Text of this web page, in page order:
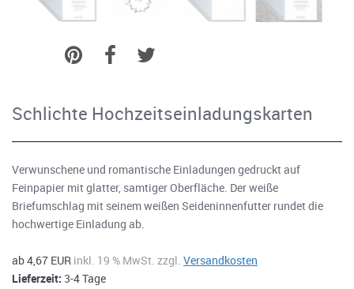
Schlichte Hochzeitseinladungskarten
Verwunschene und romantische Einladungen gedruckt auf
Feinpapier mit glatter, samtiger Oberfläche. Der weiße
Briefumschlag mit seinem weißen Seideninnenfutter rundet die
hochwertige Einladung ab.
ab 4,67 EUR inkl. 19 % MwSt. zzgl. Versandkosten
Lieferzeit: 3-4 Tage